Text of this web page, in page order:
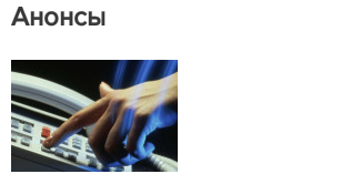
Анонсы